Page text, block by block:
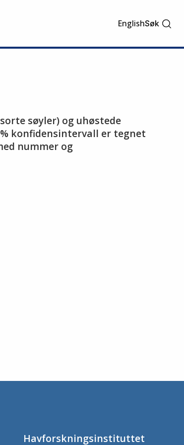
EnglishSøk
søyler) og uhøstede
konfidensintervall er tegnet
nummer og
Havforskningsinstituttet